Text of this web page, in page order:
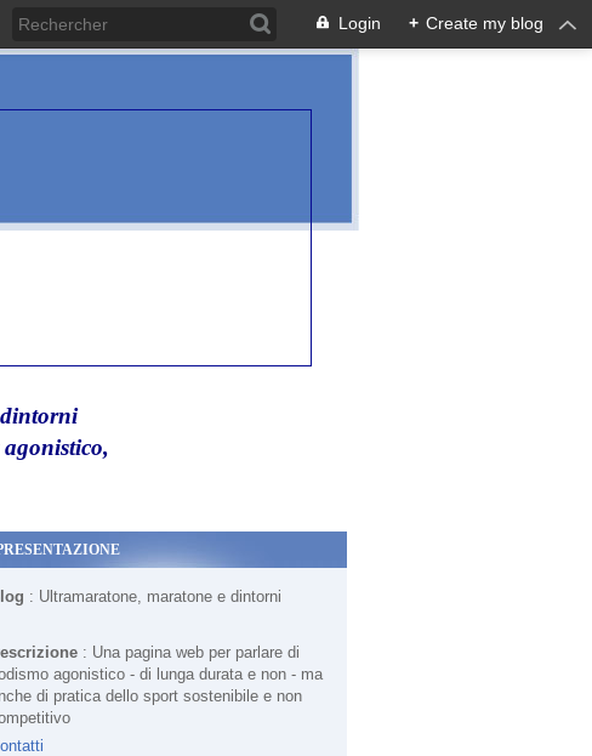
Login + Create my blog
: Ultramaratone, maratone e dintorni
: Una pagina web per parlare di
agonistico - di lunga durata e non - ma
di pratica dello sport sostenibile e non